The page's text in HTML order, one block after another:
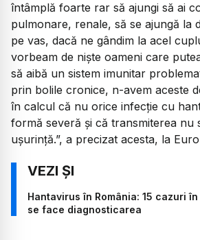
întâmplă foarte rar să ajungi să ai
pulmonare, renale, să se ajungă la
pe vas, dacă ne gândim la acel
vorbeam de niște oameni care
să aibă un sistem imunitar
prin bolile cronice, n-avem aceste
în calcul că nu orice infecție cu
formă severă și că transmiterea nu
ușurință.”, a precizat acesta, la
Hantavirus în România: 15 cazuri
se face diagnosticarea